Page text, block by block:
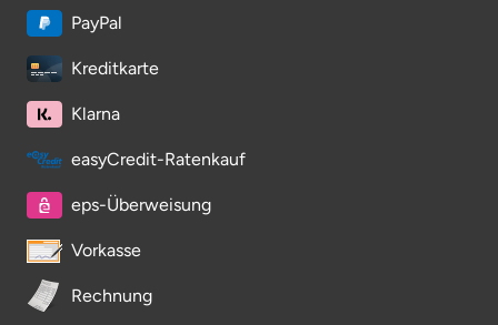
PayPal
Kreditkarte
Klarna
easyCredit-Ratenkauf
eps-Überweisung
Vorkasse
Rechnung